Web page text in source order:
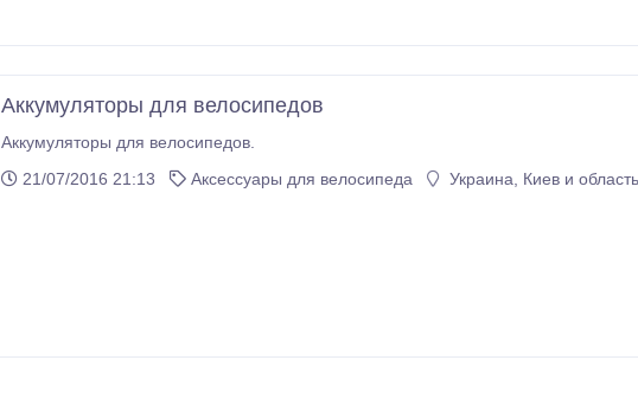
Аккумуляторы для велосипедов
Аккумуляторы для велосипедов.
21/07/2016 21:13
Аксессуары для велосипеда Украина, Киев и область